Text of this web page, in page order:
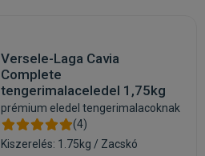
Versele-Laga Cavia
Complete
tengerimalaceledel 1,75kg
prémium eledel tengerimalacoknak
(4)
Kiszerelés: 1.75kg / Zacskó